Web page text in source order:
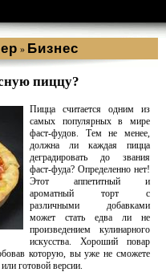
» Бизнес
пиццу?
Пицца считается одним из
самых популярных в мире
фаст-фудов. Тем не менее,
должна ли каждая пицца
деградировать до звания
фаст-фуда? Определенно нет!
Этот аппетитный и
ароматный торт с
различными добавками
может стать едва ли не
произведением кулинарного
искусства. Хороший повар
которую, вы уже не сможете
готовой версии.